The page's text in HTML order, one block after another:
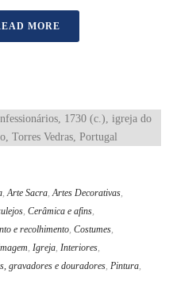
MORE
,Arte Sacra,Artes Decorativas,
, Cerâmica e afins,
e recolhimento, Costumes,
, Igreja, Interiores,
gravadores e douradores, Pintura,